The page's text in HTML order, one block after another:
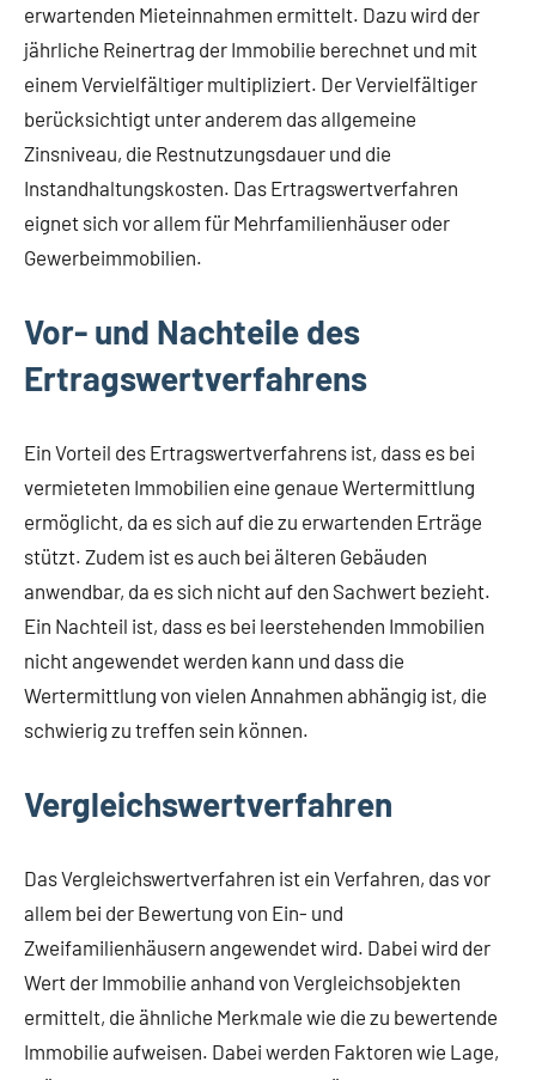
erwartenden Mieteinnahmen ermittelt. Dazu wird der
jährliche Reinertrag der Immobilie berechnet und mit
einem Vervielfältiger multipliziert. Der Vervielfältiger
berücksichtigt unter anderem das allgemeine
Zinsniveau, die Restnutzungsdauer und die
Instandhaltungskosten. Das Ertragswertverfahren
eignet sich vor allem für Mehrfamilienhäuser oder
Gewerbeimmobilien.
Vor- und Nachteile des
Ertragswertverfahrens
Ein Vorteil des Ertragswertverfahrens ist, dass es bei
vermieteten Immobilien eine genaue Wertermittlung
ermöglicht, da es sich auf die zu erwartenden Erträge
stützt. Zudem ist es auch bei älteren Gebäuden
anwendbar, da es sich nicht auf den Sachwert bezieht.
Ein Nachteil ist, dass es bei leerstehenden Immobilien
nicht angewendet werden kann und dass die
Wertermittlung von vielen Annahmen abhängig ist, die
schwierig zu treffen sein können.
Vergleichswertverfahren
Das Vergleichswertverfahren ist ein Verfahren, das vor
allem bei der Bewertung von Ein- und
Zweifamilienhäusern angewendet wird. Dabei wird der
Wert der Immobilie anhand von Vergleichsobjekten
ermittelt, die ähnliche Merkmale wie die zu bewertende
Immobilie aufweisen. Dabei werden Faktoren wie Lage,